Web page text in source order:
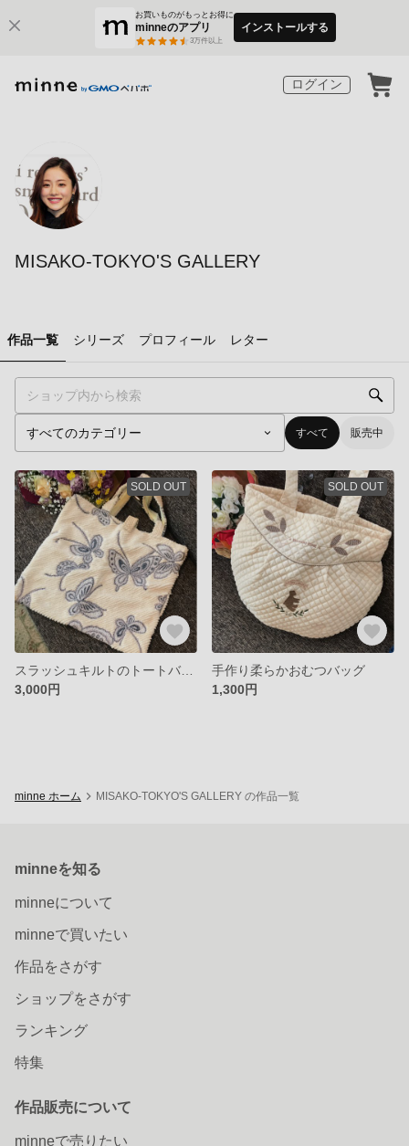
お買いものがもっとお得に
minneのアプリ
3万件以上
インストールする
ログイン
MISAKO-TOKYO'S GALLERY
作品一覧 シリーズ プロフィール レター
すべて 販売中
SOLD OUT
3,000円
SOLD OUT
手作り柔らかおむつバッグ
1,300円
minne ホーム MISAKO-TOKYO'S GALLERY の作品一覧
minneを知る
minneについて
minneで買いたい
作品をさがす
ショップをさがす
ランキング
特集
作品販売について
minneで売りたい